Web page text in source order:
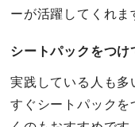
ーが活躍してくれま
シートパックをつけ
実践している人も多
すぐシートパック